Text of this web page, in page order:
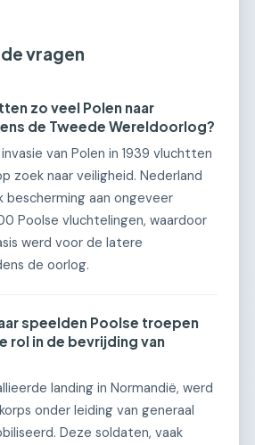
vragen
zo veel Polen naar
de Tweede Wereldoorlog?
van Polen in 1939 vluchtten
zoek naar veiligheid. Nederland
aan ongeveer
Poolse vluchtelingen, waardoor
werd voor de latere
de oorlog.
speelden Poolse troepen
rol in de bevrijding van
landing in Normandië, werd
onder leiding van generaal
Deze soldaten, vaak